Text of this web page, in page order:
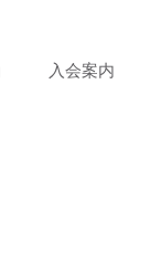
入会案内